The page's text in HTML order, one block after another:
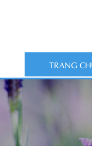
TRANG